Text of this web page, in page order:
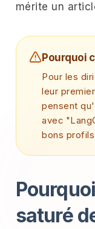
mérite un
Pourquoi
Pour les
leur
pensent
avec
bons
saturé